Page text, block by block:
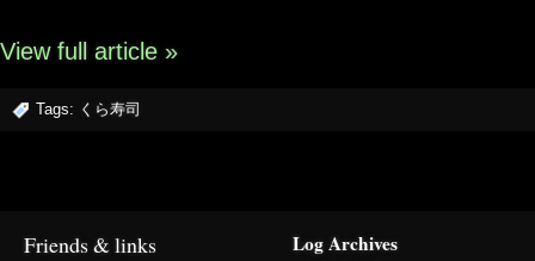
View full article »
Tags: くら寿司
Friends & links Log Archives